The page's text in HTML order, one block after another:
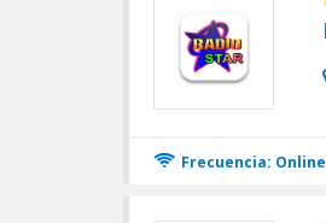
Frecuencia: Online